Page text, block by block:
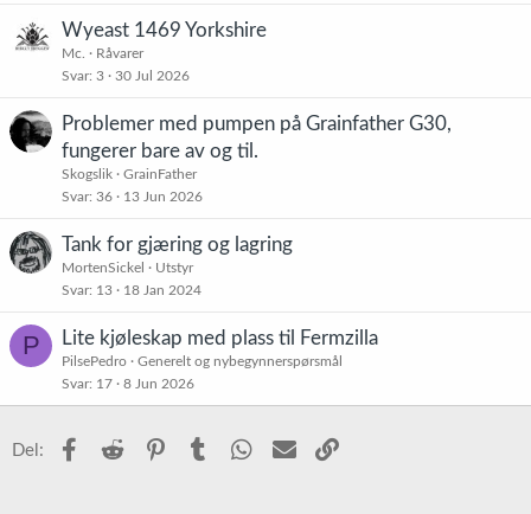
Wyeast 1469 Yorkshire
Mc.
Råvarer
Svar 3 30 Jul 2026
Problemer med pumpen på Grainfather G30,
fungerer bare av og til.
Skogslik
GrainFather
Svar 36 13 Jun 2026
Tank for gjæring og lagring
MortenSickel
Utstyr
Svar 13 18 Jan 2024
P Lite kjøleskap med plass til Fermzilla
PilsePedro
Generelt og nybegynnerspørsmål
Svar 17 8 Jun 2026
Del: Facebook
Reddit PinterestTumblr WhatsApp
E-post